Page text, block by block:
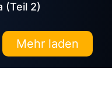
(Teil 2)
Mehr laden